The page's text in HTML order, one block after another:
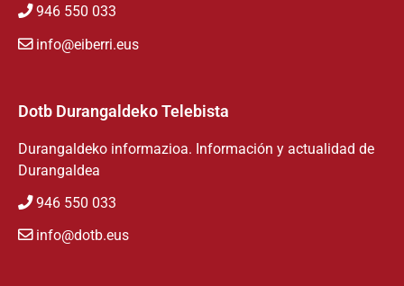
946 550 033
info@eiberri.eus
Dotb Durangaldeko Telebista
Durangaldeko informazioa. Información y actualidad de
Durangaldea
946 550 033
info@dotb.eus